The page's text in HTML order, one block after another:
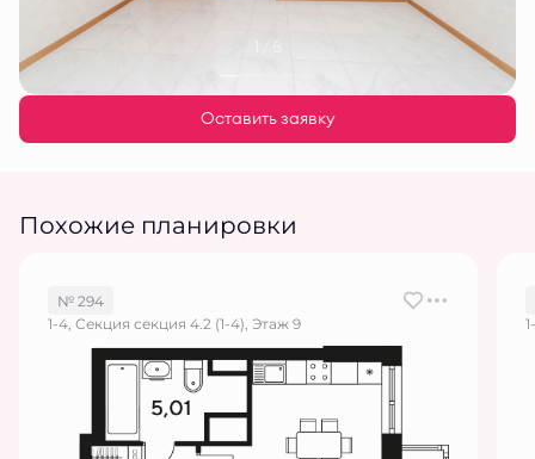
Оставить заявку
Похожие планировки
№ 294
1-4, Секция секция 4.2 (1-4), Этаж 9